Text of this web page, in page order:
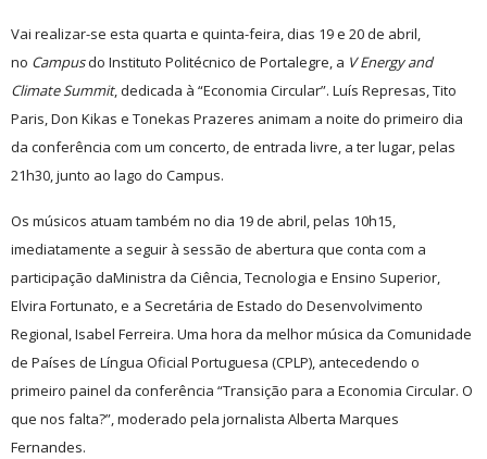
Vai realizar-se esta quarta e quinta-feira, dias 19 e 20 de abril,
no Campusdo Instituto Politécnico de Portalegre, a V Energy and
Climate Summit, dedicada à “Economia Circular”. Luís Represas, Tito
Paris, Don Kikas e Tonekas Prazeres animam a noite do primeiro dia
da conferência com um concerto, de entrada livre, a ter lugar, pelas
21h30, junto ao lago do Campus.
Os músicos atuam também no dia 19 de abril, pelas 10h15,
imediatamente a seguir à sessão de abertura que conta com a
participação daMinistra da Ciência, Tecnologia e Ensino Superior,
Elvira Fortunato, e a Secretária de Estado do Desenvolvimento
Regional, Isabel Ferreira. Uma hora da melhor música da Comunidade
de Países de Língua Oficial Portuguesa (CPLP), antecedendo o
primeiro painel da conferência “Transição para a Economia Circular. O
que nos falta?”, moderado pela jornalista Alberta Marques
Fernandes.